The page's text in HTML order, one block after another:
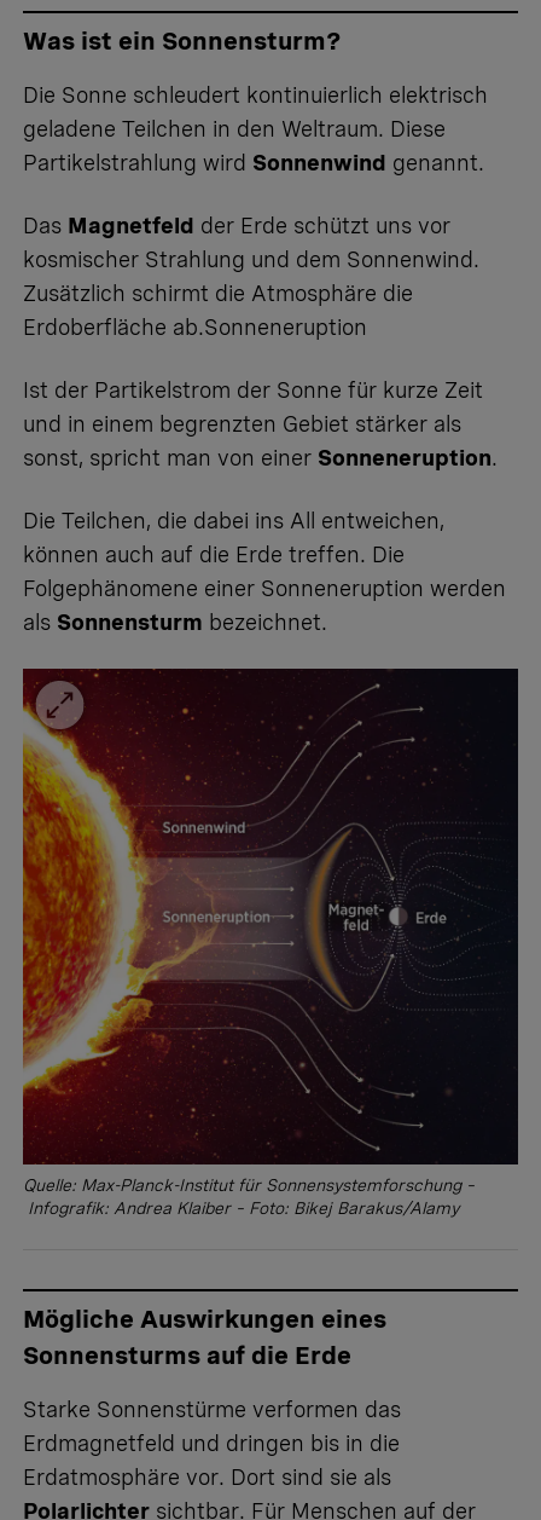
Was ist ein Sonnensturm?
Die Sonne schleudert kontinuierlich elektrisch
geladene Teilchen in den Weltraum. Diese
Partikelstrahlung wird Sonnenwind genannt.
Das Magnetfeld der Erde schützt uns vor
kosmischer Strahlung und dem Sonnenwind.
Zusätzlich schirmt die Atmosphäre die
Erdoberfläche ab.Sonneneruption
Ist der Partikelstrom der Sonne für kurze Zeit
und in einem begrenzten Gebiet stärker als
sonst, spricht man von einer Sonneneruption.
Die Teilchen, die dabei ins All entweichen,
können auch auf die Erde treffen. Die
Folgephänomene einer Sonneneruption werden
als Sonnensturm bezeichnet.
Quelle: Max-Planck-Institut für Sonnensystemforschung –
Infografik: Andrea Klaiber – Foto: Bikej Barakus/Alamy
Mögliche Auswirkungen eines
Sonnensturms auf die Erde
Starke Sonnenstürme verformen das
Erdmagnetfeld und dringen bis in die
Erdatmosphäre vor. Dort sind sie als
Polarlichter sichtbar. Für Menschen auf der